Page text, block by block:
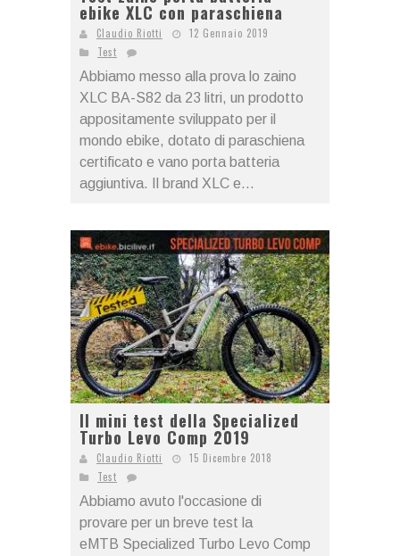
ebike XLC con paraschiena
Claudio Riotti
12 Gennaio 2019
Test
Abbiamo messo alla prova lo zaino
XLC BA-S82 da 23 litri, un prodotto
appositamente sviluppato per il
mondo ebike, dotato di paraschiena
certificato e vano porta batteria
aggiuntiva. Il brand XLC e...
Il mini test della Specialized
Turbo Levo Comp 2019
Claudio Riotti
15 Dicembre 2018
Test
Abbiamo avuto l'occasione di
provare per un breve test la
eMTB Specialized Turbo Levo Comp